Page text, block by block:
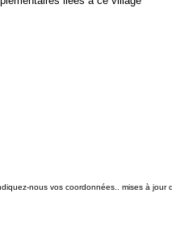
nous vos coordonnées.. mises à jour